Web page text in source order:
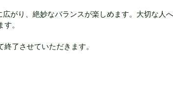
がり、絶妙なバランスが楽しめます。大切な人へ
。
了させていただきます。